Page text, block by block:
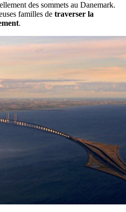
des sommets au Danemark.
familles de traverser la
.